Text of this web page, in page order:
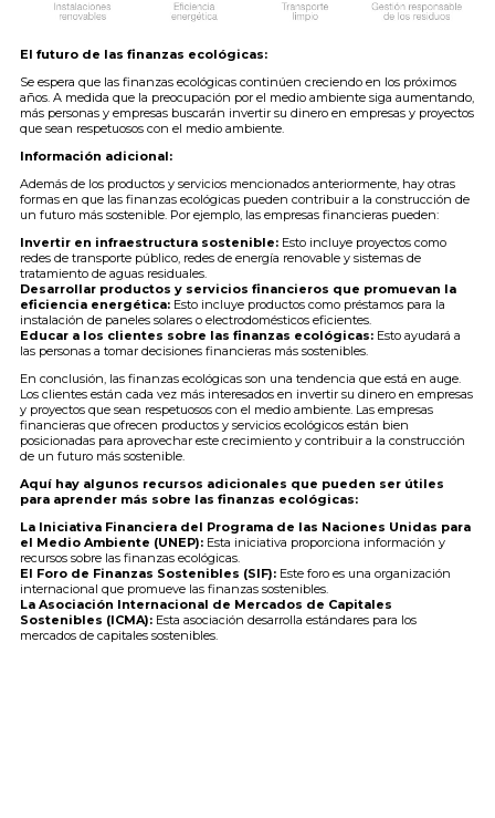
El futuro de las finanzas ecológicas:
Se espera que las finanzas ecológicas continúen creciendo en los próximos
años. A medida que la preocupación por el medio ambiente siga aumentando,
más personas y empresas buscarán invertir su dinero en empresas y proyectos
que sean respetuosos con el medio ambiente.
Información adicional:
Además de los productos y servicios mencionados anteriormente, hay otras
formas en que las finanzas ecológicas pueden contribuir a la construcción de
un futuro más sostenible. Por ejemplo, las empresas financieras pueden:
Invertir en infraestructura sostenible: Esto incluye proyectos como
redes de transporte público, redes de energía renovable y sistemas de
tratamiento de aguas residuales.
Desarrollar productos y servicios financieros que promuevan la
eficiencia energética: Esto incluye productos como préstamos para la
instalación de paneles solares o electrodomésticos eficientes.
Educar a los clientes sobre las finanzas ecológicas: Esto ayudará a
las personas a tomar decisiones financieras más sostenibles.
En conclusión, las finanzas ecológicas son una tendencia que está en auge.
Los clientes están cada vez más interesados en invertir su dinero en empresas
y proyectos que sean respetuosos con el medio ambiente. Las empresas
financieras que ofrecen productos y servicios ecológicos están bien
posicionadas para aprovechar este crecimiento y contribuir a la construcción
de un futuro más sostenible.
Aquí hay algunos recursos adicionales que pueden ser útiles
para aprender más sobre las finanzas ecológicas:
La Iniciativa Financiera del Programa de las Naciones Unidas para
el Medio Ambiente (UNEP): Esta iniciativa proporciona información y
recursos sobre las finanzas ecológicas.
El Foro de Finanzas Sostenibles (SIF): Este foro es una organización
internacional que promueve las finanzas sostenibles.
La Asociación Internacional de Mercados de Capitales
Sostenibles (ICMA): Esta asociación desarrolla estándares para los
mercados de capitales sostenibles.